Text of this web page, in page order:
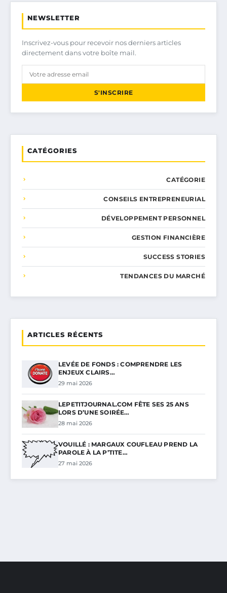
NEWSLETTER
Inscrivez-vous pour recevoir nos derniers articles
directement dans votre boîte mail.
S'INSCRIRE
CATÉGORIES
CATÉGORIE
CONSEILS ENTREPRENEURIAL
DÉVELOPPEMENT PERSONNEL
GESTION FINANCIÈRE
SUCCESS STORIES
TENDANCES DU MARCHÉ
ARTICLES RÉCENTS
LEVÉE DE FONDS : COMPRENDRE LES
ENJEUX CLAIRS…
29 mai 2026
LEPETITJOURNAL.COM FÊTE SES 25 ANS
LORS D’UNE SOIRÉE…
28 mai 2026
VOUILLÉ : MARGAUX COUFLEAU PREND LA
PAROLE À LA P’TITE…
27 mai 2026